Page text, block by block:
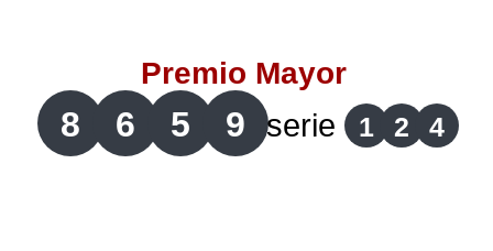
Lotería de Santander
Lotería del Cauca
Premio Mayor
8 6 5 9 serie 1 2 4